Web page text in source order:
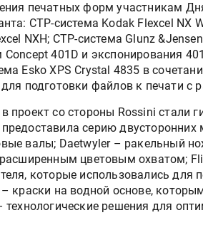
печатных форм участникам
CTP-система Kodak Flexcel NX
NXH; CTP-система Glunz
Concept 401D и экспонирования
Esko XPS Crystal 4835 в
подготовки файлов к печати
проект со стороны Rossini стали
серию
валы; Daetwyler – ракельный
цветовым охватом;
которые использовались для
краски на водной основе,
технологические решения для